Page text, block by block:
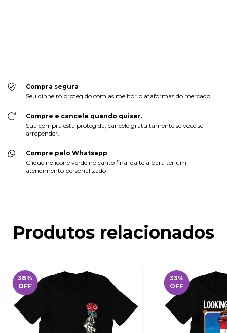
Compra segura
Seu dinheiro protegido com as melhor plataformas do mercado
Compre e cancele quando quiser.
Sua compra está protegida, cancele gratuitamente se você se
arrepender.
Compre pelo Whatsapp
Clique no ícone verde no canto final da tela para ter um
atendimento personalizado
Produtos relacionados
38%
OFF
33%
OFF